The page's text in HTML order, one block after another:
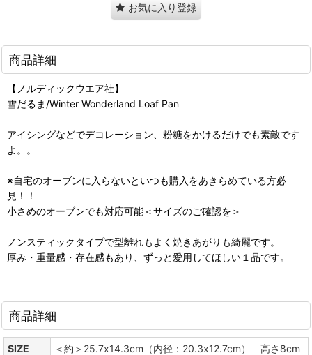
お気に入り登録
商品詳細
【ノルディックウエア社】
雪だるま/Winter Wonderland Loaf Pan
アイシングなどでデコレーション、粉糖をかけるだけでも素敵です
よ。。
※自宅のオーブンに入らないといつも購入をあきらめている方必
見！！
小さめのオーブンでも対応可能＜サイズのご確認を＞
ノンスティックタイプで型離れもよく焼きあがりも綺麗です。
厚み・重量感・存在感もあり、ずっと愛用してほしい１品です。
商品詳細
SIZE
＜約＞25.7x14.3cm（内径：20.3x12.7cm） 高さ8cm